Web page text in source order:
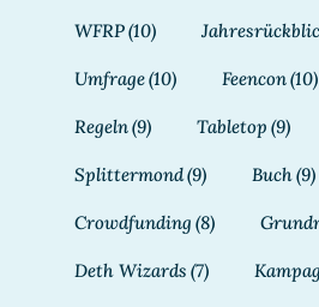
WFRP(10)
Umfrage(10) Feencon(10)
Regeln(9) Tabletop (9)
Splittermond(9) Buch(9)
Crowdfunding (8)
Deth Wizards (7)